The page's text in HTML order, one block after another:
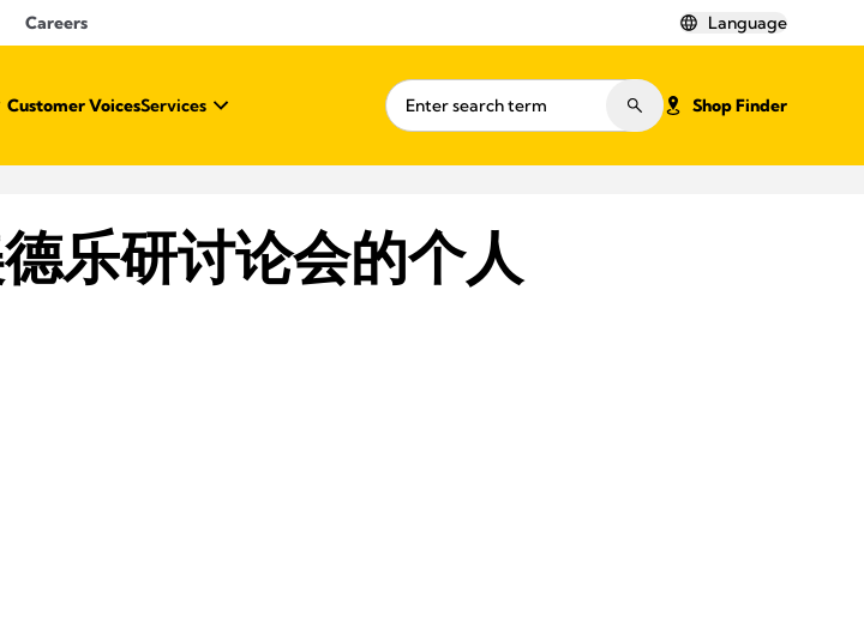
Careers Language
Customer VoicesServices Shop Finder
乐研讨论会的个人